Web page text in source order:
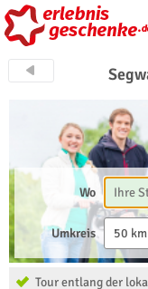
Wo
Umkreis 50 km
Tour entlang der